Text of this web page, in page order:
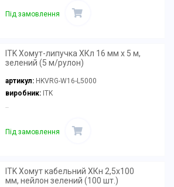
Під замовлення
ITK Хомут-липучка ХКл 16 мм х 5 м,
зелений (5 м/рулон)
артикул: HKVRG-W16-L5000
виробник:ITK
..
Під замовлення
ITK Хомут кабельний ХКн 2,5х100
мм, нейлон зелений (100 шт.)